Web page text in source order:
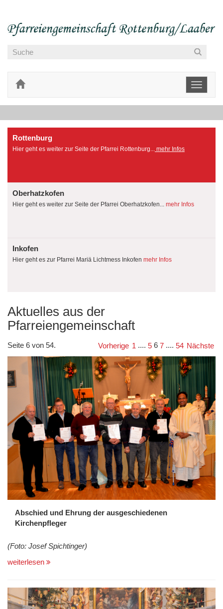
Toggle
Rottenburg
Hier geht es weiter zur Seite der Pfarrei Rottenburg... mehr Infos
Oberhatzkofen
Hier geht es weiter zur Seite der Pfarrei Oberhatzkofen... mehr Infos
Inkofen
Hier geht es zur Pfarrei Mariä Lichtmess Inkofen mehr Infos
Aktuelles aus der
Pfarreiengemeinschaft
Seite 6 von 54. Vorherige 1 .... 5 6 7 .... 54 Nächste
Abschied und Ehrung der ausgeschiedenen
Kirchenpfleger
(Foto: Josef Spichtinger)
weiterlesen